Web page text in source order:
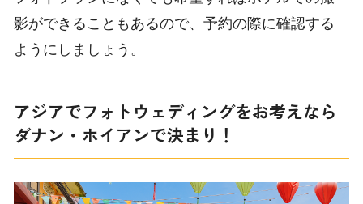
影ができることもあるので、予約の際に確認する
ようにしましょう。
アジアでフォトウェディングをお考えなら
ダナン・ホイアンで決まり！